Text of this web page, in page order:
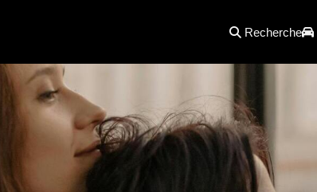
Recherche